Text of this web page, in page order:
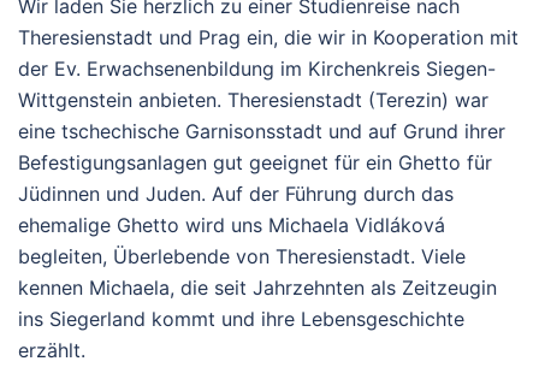
Wir laden Sie herzlich zu einer Studienreise nach
Theresienstadt und Prag ein, die wir in Kooperation mit
der Ev. Erwachsenenbildung im Kirchenkreis Siegen-
Wittgenstein anbieten. Theresienstadt (Terezin) war
eine tschechische Garnisonsstadt und auf Grund ihrer
Befestigungsanlagen gut geeignet für ein Ghetto für
Jüdinnen und Juden. Auf der Führung durch das
ehemalige Ghetto wird uns Michaela Vidláková
begleiten, Überlebende von Theresienstadt. Viele
kennen Michaela, die seit Jahrzehnten als Zeitzeugin
ins Siegerland kommt und ihre Lebensgeschichte
erzählt.